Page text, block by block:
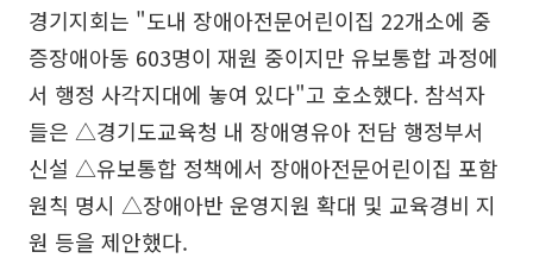
경기지회는 "도내 장애아전문어린이집 22개소에 중
증장애아동 603명이 재원 중이지만 유보통합 과정에
서 행정 사각지대에 놓여 있다"고 호소했다. 참석자
들은 △경기도교육청 내 장애영유아 전담 행정부서
신설 △유보통합 정책에서 장애아전문어린이집 포함
원칙 명시 △장애아반 운영지원 확대 및 교육경비 지
원 등을 제안했다.